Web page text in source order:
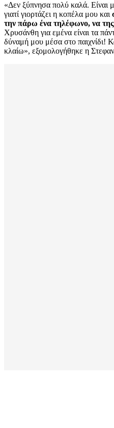
«Δεν ξύπνησα πολύ καλά. Είναι
γιατί γιορτάζει η κοπέλα μου και
την πάρω ένα τηλέφωνο, να
Χρυσάνθη για εμένα είναι τα
δύναμή μου μέσα στο παιχνίδι!
κλαίω», εξομολογήθηκε η